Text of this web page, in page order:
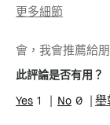
更多細節
肌膚類型
會，我會推薦給
此評論是否有用？
1 0 舉